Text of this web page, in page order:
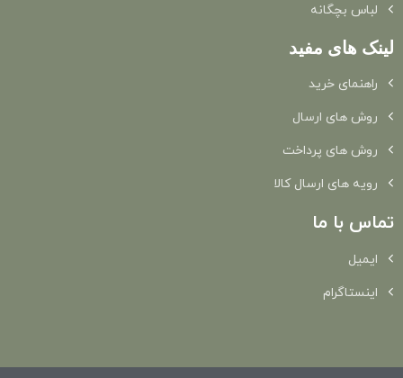
لباس بچگانه
لینک های مفید
راهنمای خرید
روش های ارسال
روش های پرداخت
رویه های ارسال کالا
تماس با ما
ایمیل
اینستاگرام